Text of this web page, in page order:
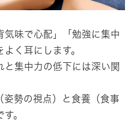
気味で心配」「勉強に集中
く耳にします。
集中力の低下には深い関
姿勢の視点）と食養（食事
。